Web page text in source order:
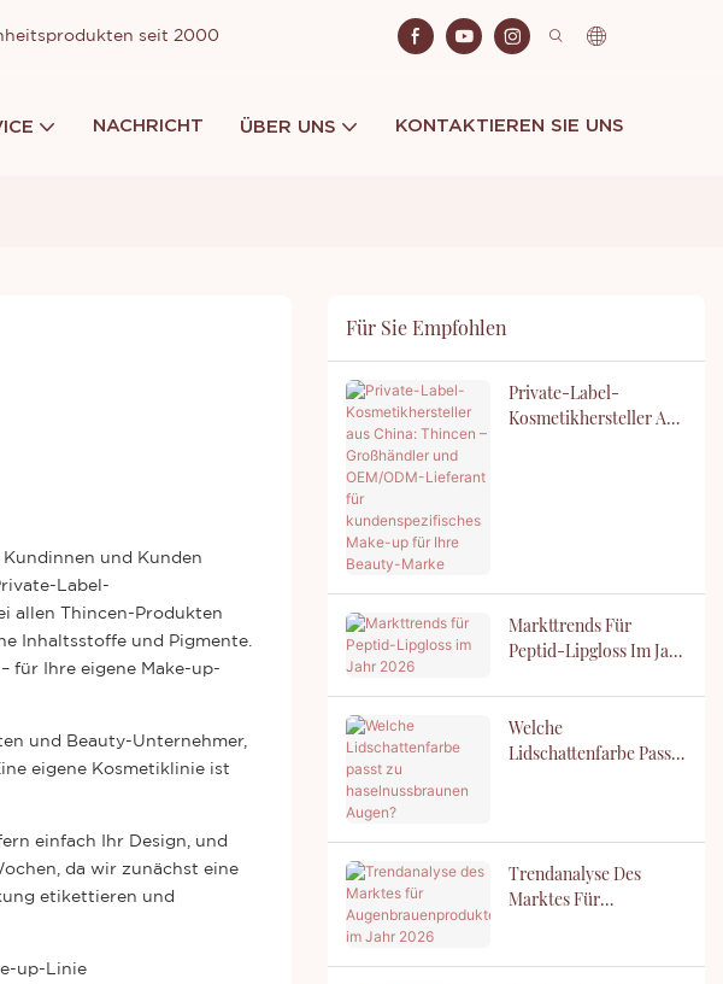
seit 2000
NACHRICHT ÜBER UNS KONTAKTIEREN SIE UNS
und Kunden
Label-
allen Thincen-Produkten
Inhaltsstoffe und Pigmente.
für Ihre eigene Make-up-
und Beauty-Unternehmer,
eigene Kosmetiklinie ist
einfach Ihr Design, und
da wir zunächst eine
etikettieren und
up-Linie
Für Sie Empfohlen
Private-Label-
Kosmetikhersteller Aus
Markttrends Für
Peptid-Lipgloss Im Jahr
Welche
Lidschattenfarbe Passt
Trendanalyse Des
Marktes Für